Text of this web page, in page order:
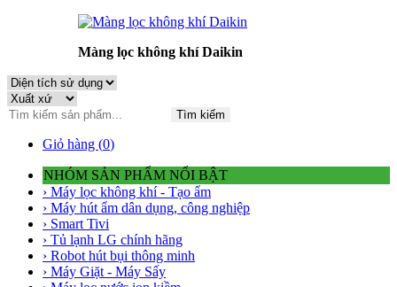
Màng lọc không khí Daikin
Tìm kiếm
Giỏ hàng (0)
NHÓM SẢN PHẨM NỔI BẬT
› Máy lọc không khí - Tạo ẩm
› Máy hút ẩm dân dụng, công nghiệp
› Smart Tivi
› Tủ lạnh LG chính hãng
› Robot hút bụi thông minh
› Máy Giặt - Máy Sấy